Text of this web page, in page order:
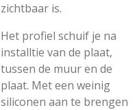
zichtbaar is.
Het profiel schuif je na
installtie van de plaat,
tussen de muur en de
plaat. Met een weinig
siliconen aan te brengen